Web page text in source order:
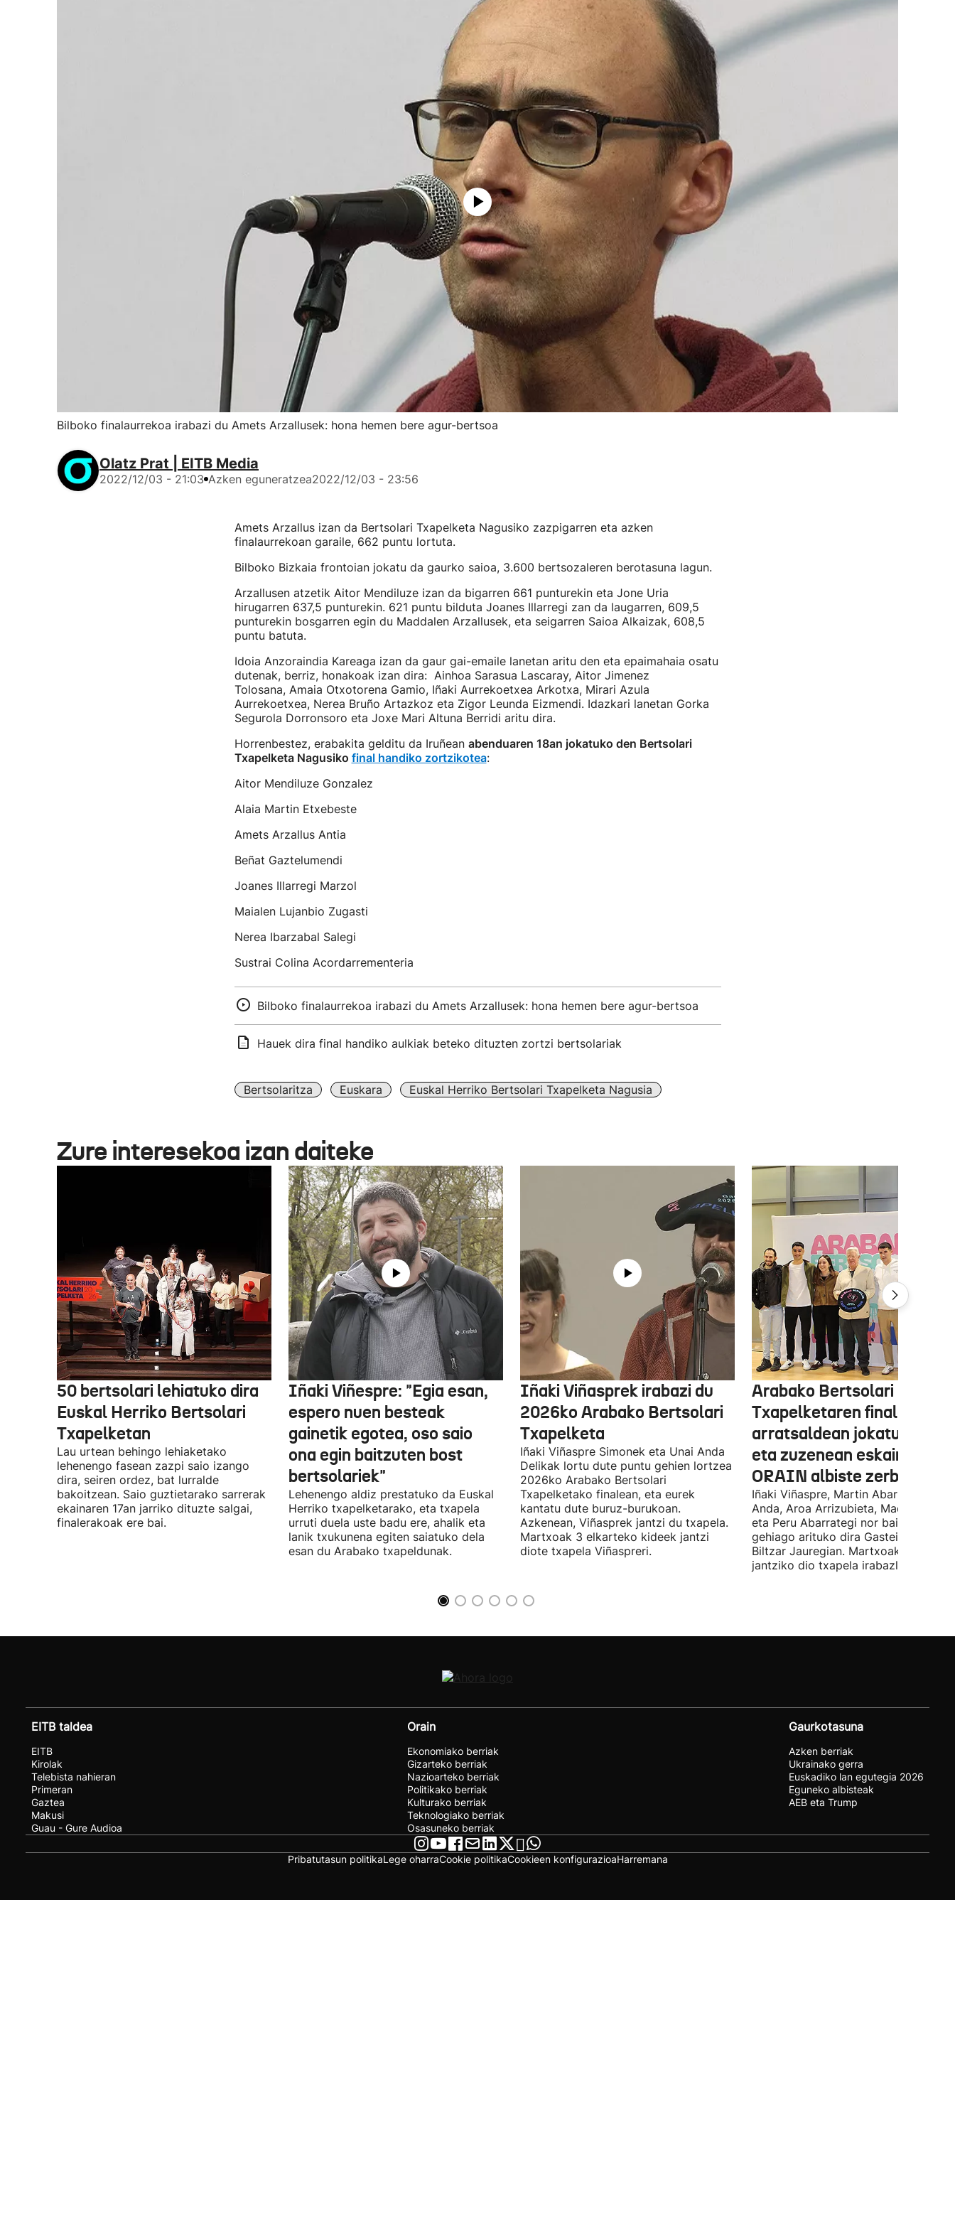
Bilboko finalaurrekoa irabazi du Amets Arzallusek: hona hemen bere agur-bertsoa
Olatz Prat | EITB Media
2022/12/03 - 21:03 Azken eguneratzea2022/12/03 - 23:56
Amets Arzallus izan da Bertsolari Txapelketa Nagusiko zazpigarren eta azken
finalaurrekoan garaile, 662 puntu lortuta.
Bilboko Bizkaia frontoian jokatu da gaurko saioa, 3.600 bertsozaleren berotasuna lagun.
Arzallusen atzetik Aitor Mendiluze izan da bigarren 661 punturekin eta Jone Uria
hirugarren 637,5 punturekin. 621 puntu bilduta Joanes Illarregi zan da laugarren, 609,5
punturekin bosgarren egin du Maddalen Arzallusek, eta seigarren Saioa Alkaizak, 608,5
puntu batuta.
Idoia Anzoraindia Kareaga izan da gaur gai-emaile lanetan aritu den eta epaimahaia osatu
dutenak, berriz, honakoak izan dira: Ainhoa Sarasua Lascaray, Aitor Jimenez
Tolosana, Amaia Otxotorena Gamio, Iñaki Aurrekoetxea Arkotxa, Mirari Azula
Aurrekoetxea, Nerea Bruño Artazkoz eta Zigor Leunda Eizmendi. Idazkari lanetan Gorka
Segurola Dorronsoro eta Joxe Mari Altuna Berridi aritu dira.
Horrenbestez, erabakita gelditu da Iruñean abenduaren 18an jokatuko den Bertsolari
Txapelketa Nagusiko final handiko zortzikotea:
Aitor Mendiluze Gonzalez
Alaia Martin Etxebeste
Amets Arzallus Antia
Beñat Gaztelumendi
Joanes Illarregi Marzol
Maialen Lujanbio Zugasti
Nerea Ibarzabal Salegi
Sustrai Colina Acordarrementeria
Bilboko finalaurrekoa irabazi du Amets Arzallusek: hona hemen bere agur-bertsoa
Hauek dira final handiko aulkiak beteko dituzten zortzi bertsolariak
Bertsolaritza Euskara Euskal Herriko Bertsolari Txapelketa Nagusia
Zure interesekoa izan daiteke
50 bertsolari lehiatuko dira
Euskal Herriko Bertsolari
Txapelketan
Lau urtean behingo lehiaketako
lehenengo fasean zazpi saio izango
dira, seiren ordez, bat lurralde
bakoitzean. Saio guztietarako sarrerak
ekainaren 17an jarriko dituzte salgai,
finalerakoak ere bai.
Iñaki Viñespre: "Egia esan,
espero nuen besteak
gainetik egotea, oso saio
ona egin baitzuten bost
bertsolariek"
Lehenengo aldiz prestatuko da Euskal
Herriko txapelketarako, eta txapela
urruti duela uste badu ere, ahalik eta
lanik txukunena egiten saiatuko dela
esan du Arabako txapeldunak.
Iñaki Viñasprek irabazi du
2026ko Arabako Bertsolari
Txapelketa
Iñaki Viñaspre Simonek eta Unai Anda
Delikak lortu dute puntu gehien lortzea
2026ko Arabako Bertsolari
Txapelketako finalean, eta eurek
kantatu dute buruz-burukoan.
Azkenean, Viñasprek jantzi du txapela.
Martxoak 3 elkarteko kideek jantzi
diote txapela Viñaspreri.
Arabako Bertsolari
Txapelketaren finala gaur
arratsaldean jokatuko da
eta zuzenean eskainiko du
ORAIN albiste zerbitzuak
Iñaki Viñaspre, Martin Abarrategi,
Anda, Aroa Arrizubieta, Maddi Agirre
eta Peru Abarrategi nor baino nor
gehiago arituko dira Gasteizen,
Biltzar Jauregian. Martxoak 3
jantziko dio txapela irabazleari.
EITB taldea
EITB
Kirolak
Telebista nahieran
Primeran
Gaztea
Makusi
Guau - Gure Audioa
Orain
Ekonomiako berriak
Gizarteko berriak
Nazioarteko berriak
Politikako berriak
Kulturako berriak
Teknologiako berriak
Osasuneko berriak
Gaurkotasuna
Azken berriak
Ukrainako gerra
Euskadiko lan egutegia 2026
Eguneko albisteak
AEB eta Trump
Pribatutasun politikaLege oharraCookie politikaCookieen konfigurazioaHarremana